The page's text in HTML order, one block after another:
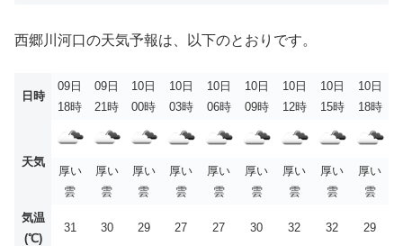
西郷川河口の天気予報は、以下のとおりです。
日時
09日
18時
09日
21時
10日
00時
10日
03時
10日
06時
10日
09時
10日
12時
10日
15時
10日
18時
天気
厚い
雲
厚い
雲
厚い
雲
厚い
雲
厚い
雲
厚い
雲
厚い
雲
厚い
雲
厚い
雲
気温
(℃)
31 30 29 27 27 30 32 32 29